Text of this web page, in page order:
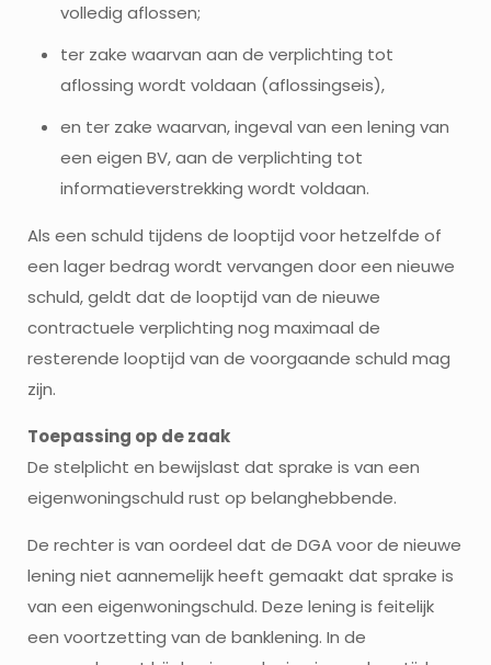
volledig aflossen;
ter zake waarvan aan de verplichting tot
aflossing wordt voldaan (aflossingseis),
en ter zake waarvan, ingeval van een lening van
een eigen BV, aan de verplichting tot
informatieverstrekking wordt voldaan.
Als een schuld tijdens de looptijd voor hetzelfde of
een lager bedrag wordt vervangen door een nieuwe
schuld, geldt dat de looptijd van de nieuwe
contractuele verplichting nog maximaal de
resterende looptijd van de voorgaande schuld mag
zijn.
Toepassing op de zaak
De stelplicht en bewijslast dat sprake is van een
eigenwoningschuld rust op belanghebbende.
De rechter is van oordeel dat de DGA voor de nieuwe
lening niet aannemelijk heeft gemaakt dat sprake is
van een eigenwoningschuld. Deze lening is feitelijk
een voortzetting van de banklening. In de